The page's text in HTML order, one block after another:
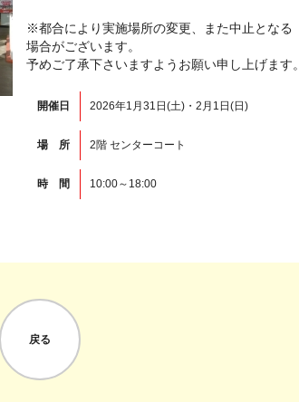
※都合により実施場所の変更、また中止となる
場合がございます。
予めご了承下さいますようお願い申し上げます。
開催日 2026年1月31日(土)・2月1日(日)
場 所 2階 センターコート
時 間 10:00～18:00
戻る